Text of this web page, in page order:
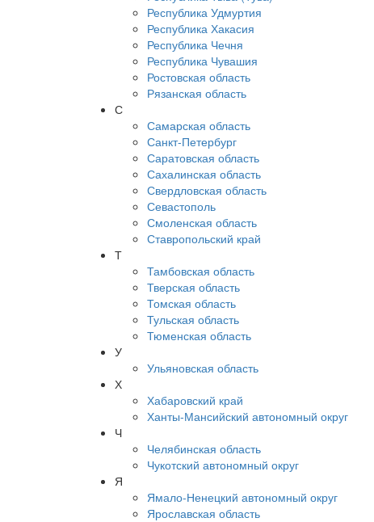
Республика Удмуртия
Республика Хакасия
Республика Чечня
Республика Чувашия
Ростовская область
Рязанская область
С
Самарская область
Санкт-Петербург
Саратовская область
Сахалинская область
Свердловская область
Севастополь
Смоленская область
Ставропольский край
Т
Тамбовская область
Тверская область
Томская область
Тульская область
Тюменская область
У
Ульяновская область
Х
Хабаровский край
Ханты-Мансийский автономный округ
Ч
Челябинская область
Чукотский автономный округ
Я
Ямало-Ненецкий автономный округ
Ярославская область